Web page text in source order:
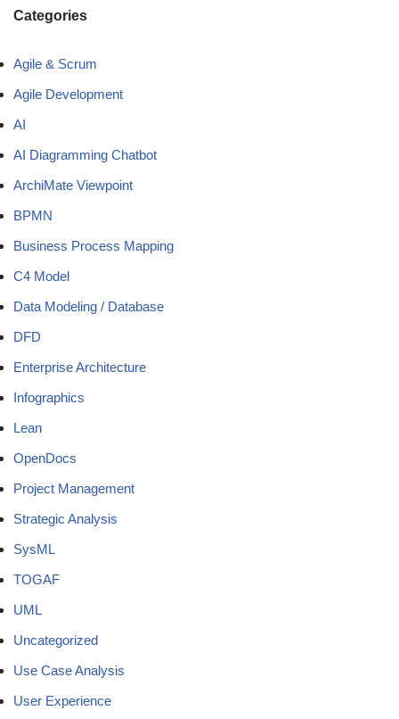
Categories
Agile & Scrum
Agile Development
AI
AI Diagramming Chatbot
ArchiMate Viewpoint
BPMN
Business Process Mapping
C4 Model
Data Modeling / Database
DFD
Enterprise Architecture
Infographics
Lean
OpenDocs
Project Management
Strategic Analysis
SysML
TOGAF
UML
Uncategorized
Use Case Analysis
User Experience